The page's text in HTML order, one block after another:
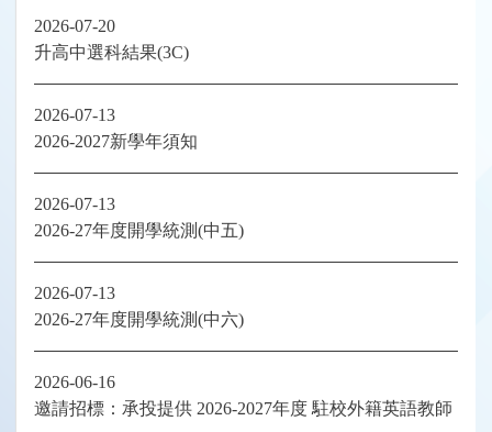
2026-07-20
升高中選科結果(3C)
2026-07-13
2026-2027新學年須知
2026-07-13
2026-27年度開學統測(中五)
2026-07-13
2026-27年度開學統測(中六)
2026-06-16
邀請招標：承投提供 2026-2027年度 駐校外籍英語教師